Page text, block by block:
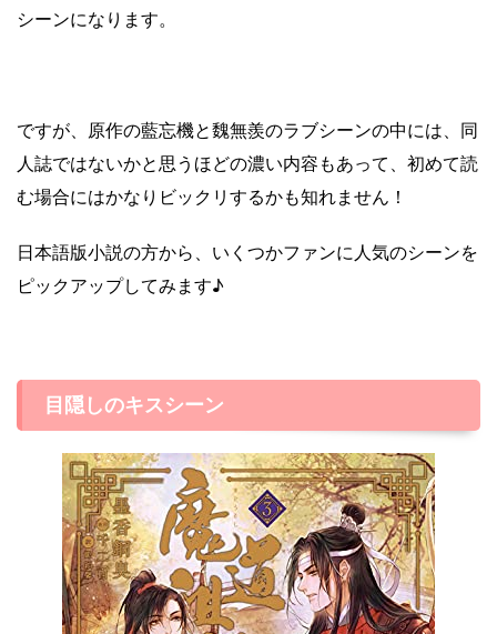
シーンになります。
ですが、原作の藍忘機と魏無羨のラブシーンの中には、同
人誌ではないかと思うほどの濃い内容もあって、初めて読
む場合にはかなりビックリするかも知れません！
日本語版小説の方から、いくつかファンに人気のシーンを
ピックアップしてみます♪
目隠しのキスシーン